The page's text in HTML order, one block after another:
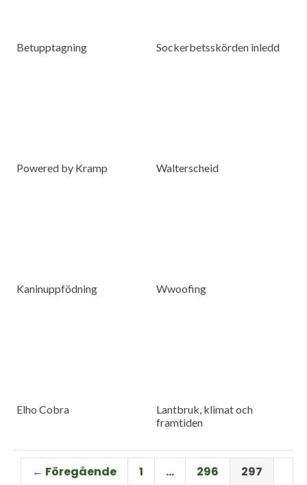
Betupptagning Sockerbetsskörden inledd
Powered by Kramp Walterscheid
Kaninuppfödning Wwoofing
Elho Cobra
Lantbruk, klimat och
framtiden
← Föregående 1 … 296
297